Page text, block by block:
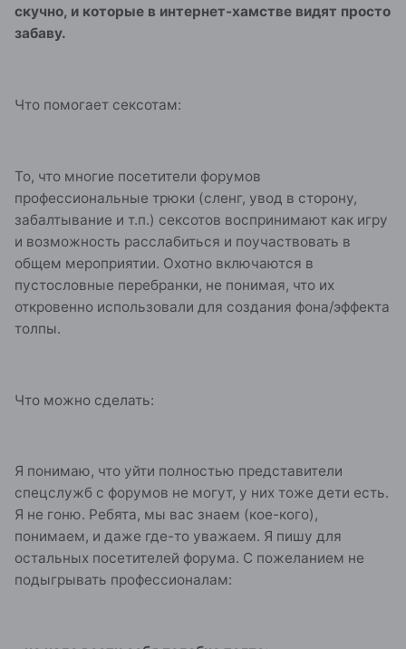
скучно, и которые в интернет-хамстве видят просто
забаву.
Что помогает сексотам:
То, что многие посетители форумов
профессиональные трюки (сленг, увод в сторону,
забалтывание и т.п.) сексотов воспринимают как игру
и возможность расслабиться и поучаствовать в
общем мероприятии. Охотно включаются в
пустословные перебранки, не понимая, что их
откровенно использовали для создания фона/эффекта
толпы.
Что можно сделать:
Я понимаю, что уйти полностью представители
спецслужб с форумов не могут, у них тоже дети есть.
Я не гоню. Ребята, мы вас знаем (кое-кого),
понимаем, и даже где-то уважаем. Я пишу для
остальных посетителей форума. С пожеланием не
подыгрывать профессионалам: